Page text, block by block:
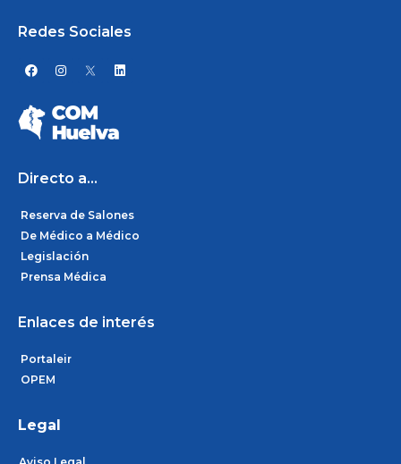
Redes Sociales
F
a
e
b
o
o
I
n
a
g
r
L
i
i
Directo a...
Reserva de Salones
De Médico a Médico
Legislación
Prensa Médica
Enlaces de interés
Portaleir
OPEM
Legal